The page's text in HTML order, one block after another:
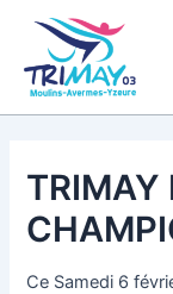
contenu
TRIMAY
Ce Samedi 6